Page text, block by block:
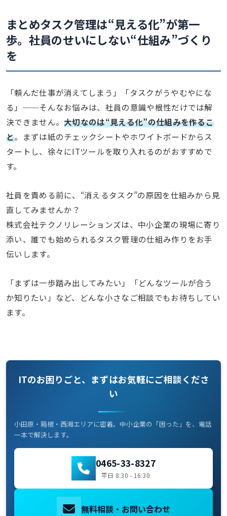
まとめタスク管理は“見える化”が第一
歩。社員のせいにしない“仕組み”づくり
を
「頼んだ仕事が消えてしまう」「タスクがうやむやにな
る」──そんなお悩みは、社員の意識や根性だけでは解
決できません。大切なのは“見える化”の仕組みを作るこ
と。まずは紙のチェックシートやホワイトボードからス
タートし、徐々にITツールを取り入れるのがおすすめで
す。
社員を責める前に、“消えるタスク”の原因を仕組みから見
直してみませんか？
株式会社テクノリレーションズは、中小企業の現場に寄り
添い、誰でも始められるタスク管理の仕組み作りをお手
伝いします。
「まずは一歩踏み出してみたい」「どんなツールが合う
か知りたい」など、どんな小さなご相談でもお待ちしてい
ます。
ITのお困りごと、まずはお気軽にご相談くださ
い
小田原・箱根・西湘エリアに密着。中小企業の「困った」を、電話
一本で解決します。
0465-33-8327
平日 8:30 - 16:30
無料相談・お問い合わせ